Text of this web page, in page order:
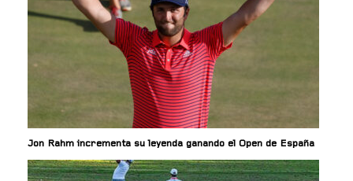
Jon Rahm incrementa su leyenda ganando el Open de España